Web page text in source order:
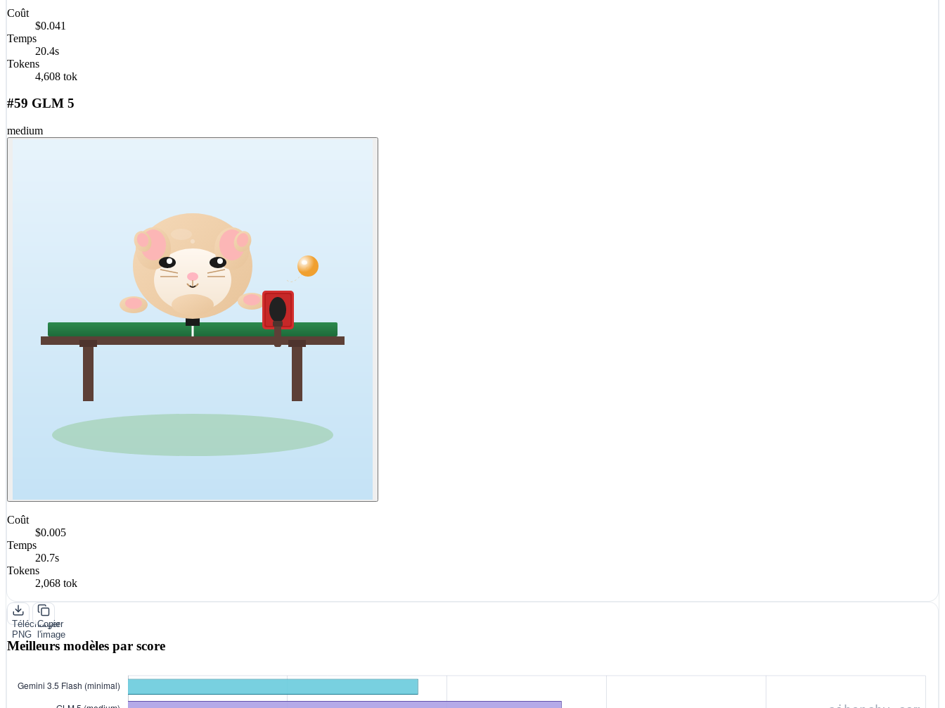
Coût
$0.041
Temps
20.4s
Tokens
4,608 tok
#59 GLM 5
medium
Coût
$0.005
Temps
20.7s
Tokens
2,068 tok
Télécharger
PNG
Copier
l'image
Meilleurs modèles par score